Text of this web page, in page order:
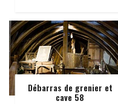
Débarras de grenier et
cave 58